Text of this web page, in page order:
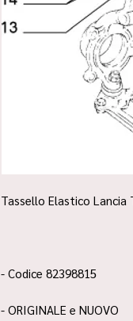
Tassello Elastico Lancia
- Codice 82398815
- ORIGINALE e NUOVO